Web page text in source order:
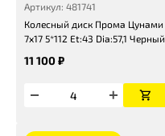
Артикул: 481741
Колесный диск Прома Цунами
7x17 5*112 Et:43 Dia:57,1 Черный
11 100 ₽